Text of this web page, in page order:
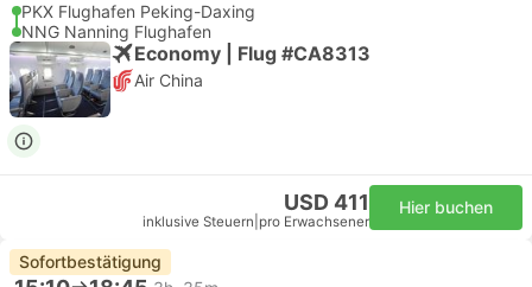
PKX Flughafen Peking-Daxing
NNG Nanning Flughafen
Economy | Flug #CA8313
Air China
USD 411
inklusive Steuern pro Erwachsener
Hier buchen
Sofortbestätigung